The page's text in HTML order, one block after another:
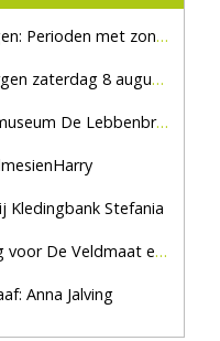
met zon en droog
marktplein Haaksbergen
De Lebbenbrugge
Kledingbank Stefania
De Veldmaat en De Pas
Anna Jalving